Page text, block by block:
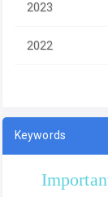
2023
2022
Keywords